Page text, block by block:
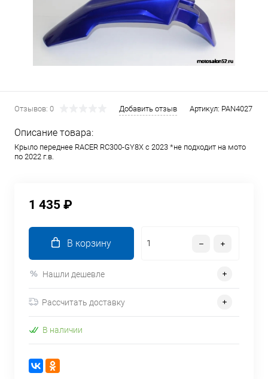
Отзывов: 0 Добавить отзыв Артикул: PAN4027
Описание товара:
Крыло переднее RACER RC300-GY8X с 2023 *не подходит на мото
по 2022 г.в.
1 435 ₽
В корзину
Нашли дешевле
Рассчитать доставку
В наличии